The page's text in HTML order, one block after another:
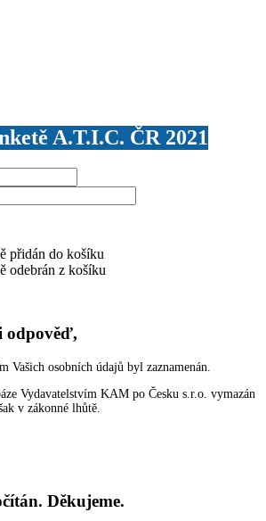
A.T.I.C. ČR 2021
přidán do košíku
odebrán z košíku
odpověď,
Vašich osobních údajů byl zaznamenán.
Vydavatelstvím KAM po Česku s.r.o. vymazán
v zákonné lhůtě.
Děkujeme.